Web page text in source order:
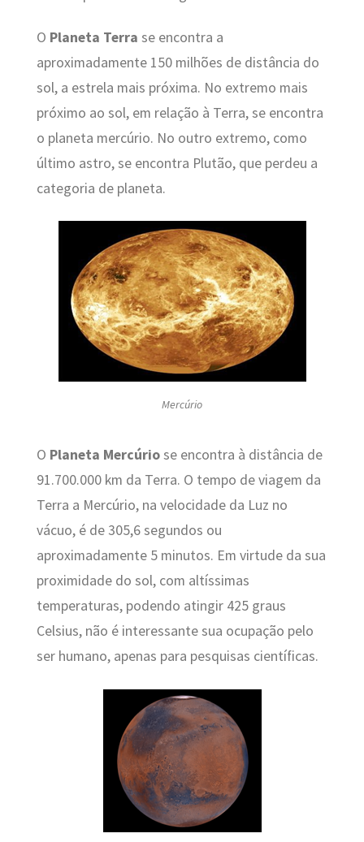
O Planeta Terra se encontra a
aproximadamente 150 milhões de distância do
sol, a estrela mais próxima. No extremo mais
próximo ao sol, em relação à Terra, se encontra
o planeta mercúrio. No outro extremo, como
último astro, se encontra Plutão, que perdeu a
categoria de planeta.
Mercúrio
O Planeta Mercúriose encontra à distância de
91.700.000 km da Terra. O tempo de viagem da
Terra a Mercúrio, na velocidade da Luz no
vácuo, é de 305,6 segundos ou
aproximadamente 5 minutos. Em virtude da sua
proximidade do sol, com altíssimas
temperaturas, podendo atingir 425 graus
Celsius, não é interessante sua ocupação pelo
ser humano, apenas para pesquisas científicas.